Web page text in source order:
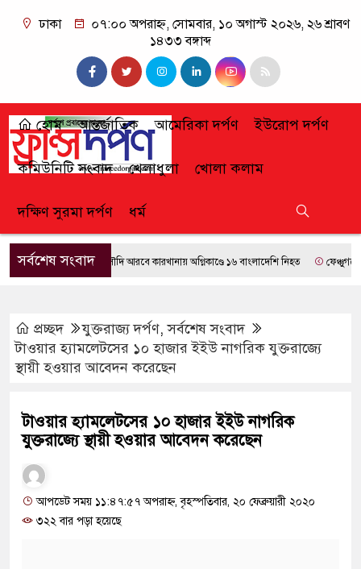
ঢাকা
০৭:০০ অপরাহ্ন, সোমবার, ১০ অগাস্ট ২০২৬, ২৬ শ্রাবণ
১৪৩৩ বঙ্গাব্দ
হোম আন্তর্জাতিক আমেরিকা দর্পণ ইউরোপ দর্পণ
কমিউনিটি সংবাদ খেলাধুলা খোলা কলাম
দক্ষিণ সুরমা দর্পণ ধর্ম
সর্বশেষ সংবাদসৌদি আরবে কারখানায় অগ্নিকাণ্ডে ১৬ বাংলাদেশি নিহত ফেঞ্চুগঞ্জে
প্রচ্ছদ যুক্তরাজ্য দর্পণ,সর্বশেষ সংবাদ
টাওয়ার হ্যামলেটসের ১০ হাজার ইইউ নাগরিক যুক্তরাজ্যে
স্থায়ী হওয়ার আবেদন করেছেন
টাওয়ার হ্যামলেটসের ১০ হাজার ইইউ নাগরিক
যুক্তরাজ্যে স্থায়ী হওয়ার আবেদন করেছেন
আপডেট সময় ১১:৪৭:৫৭ অপরাহ্ন, বৃহস্পতিবার, ২০ ফেব্রুয়ারী ২০২০
৩২২ বার পড়া হয়েছে